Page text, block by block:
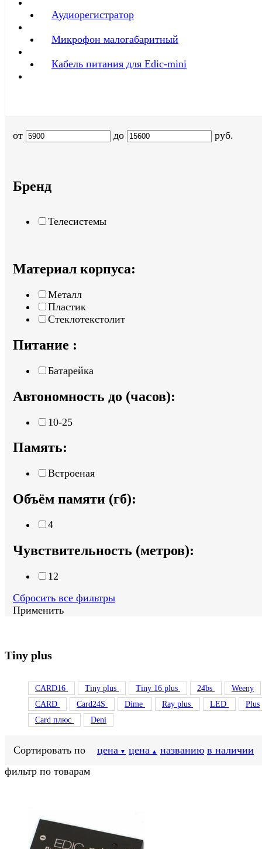
Аудиорегистратор
Микрофон малогабаритный
Кабель питания для Edic-mini
от до руб.
Бренд
Телесистемы
Материал корпуса:
Металл
Пластик
Стеклотекстолит
Питание :
Батарейка
Автономность до (часов):
10-25
Память:
Встроеная
Объём памяти (гб):
4
Чувствительность (метров):
12
Сбросить все фильтры
Применить
Tiny plus
CARD16 Tiny plus Tiny 16 plus 24bs
Weeny
CARD
Card24S Dime Ray plus LED
Plus
Card плюс
Deni
Сортировать по цена ▼ цена ▲ названию в наличии
фильтр по товарам